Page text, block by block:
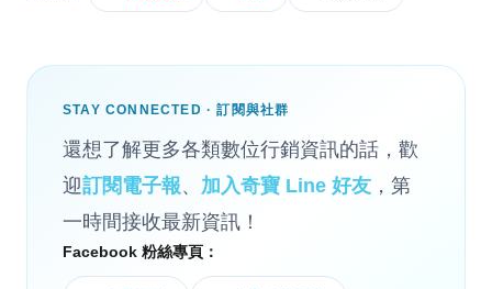
STAY CONNECTED · 訂閱與社群
還想了解更多各類數位行銷資訊的話，歡
迎訂閱電子報、 加入奇寶 Line 好友 ，第
一時間接收最新資訊！
Facebook 粉絲專頁：